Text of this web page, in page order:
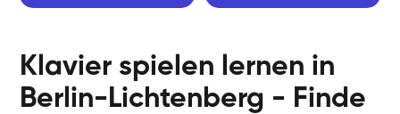
Klavier spielen lernen in
Berlin-Lichtenberg - Finde